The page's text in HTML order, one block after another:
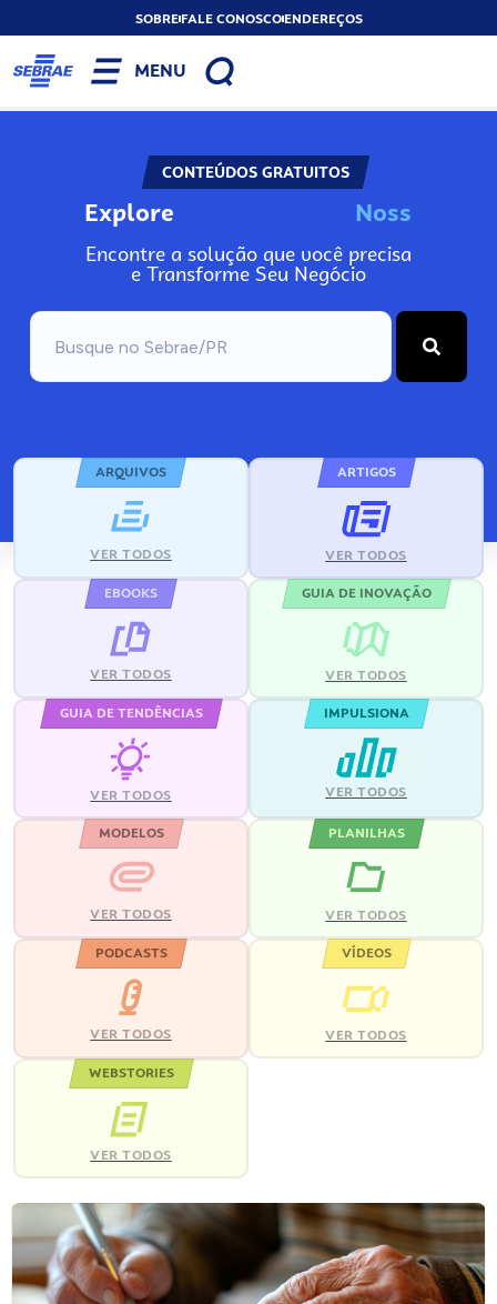
SOBREFALE CONOSCOENDEREÇOS
MENU
CONTEÚDOS GRATUITOS
Explore No
Encontre a solução que você precisa
e Transforme Seu Negócio
ARQUIVOS
VER TODOS
ARTIGOS
VER TODOS
EBOOKS
VER TODOS
GUIA DE INOVAÇÃO
VER TODOS
GUIA DE TENDÊNCIAS
VER TODOS
IMPULSIONA
VER TODOS
MODELOS
VER TODOS
PLANILHAS
VER TODOS
PODCASTS
VER TODOS
VÍDEOS
VER TODOS
WEBSTORIES
VER TODOS